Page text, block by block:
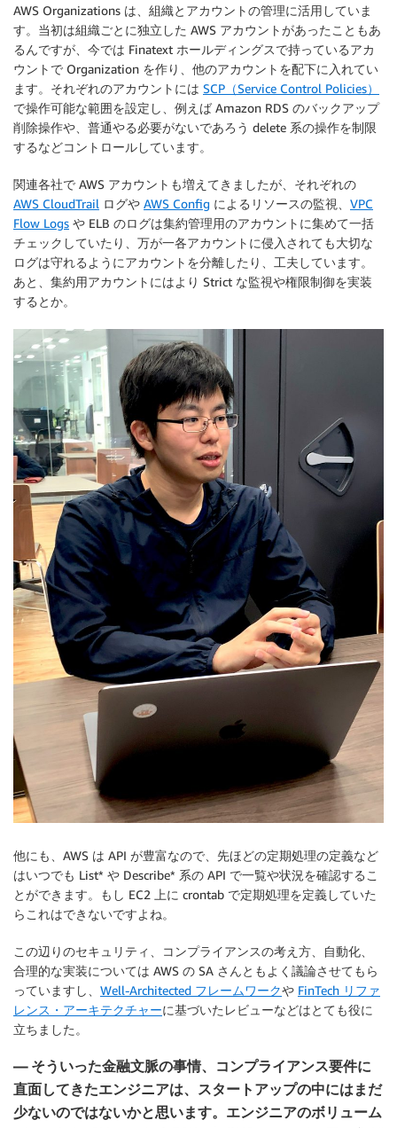
AWS Organizations は、組織とアカウントの管理に活用していま
す。当初は組織ごとに独立した AWS アカウントがあったこともあ
るんですが、今では Finatext ホールディングスで持っているアカ
ウントで Organization を作り、他のアカウントを配下に入れてい
ます。それぞれのアカウントには SCP（Service Control Policies）
で操作可能な範囲を設定し、例えば Amazon RDS のバックアップ
削除操作や、普通やる必要がないであろう delete 系の操作を制限
するなどコントロールしています。
関連各社で AWS アカウントも増えてきましたが、それぞれの
AWS CloudTrail ログや AWS Config によるリソースの監視、 VPC
Flow Logs や ELB のログは集約管理用のアカウントに集めて一括
チェックしていたり、万が一各アカウントに侵入されても大切な
ログは守れるようにアカウントを分離したり、工夫しています。
あと、集約用アカウントにはより Strict な監視や権限制御を実装
するとか。
他にも、AWS は API が豊富なので、先ほどの定期処理の定義など
はいつでも List* や Describe* 系の API で一覧や状況を確認するこ
とができます。もし EC2 上に crontab で定期処理を定義していた
らこれはできないですよね。
この辺りのセキュリティ、コンプライアンスの考え方、自動化、
合理的な実装については AWS の SA さんともよく議論させてもら
っていますし、 Well-Architected フレームワークや FinTech リファ
レンス・アーキテクチャーに基づいたレビューなどはとても役に
立ちました。
— そういった金融文脈の事情、コンプライアンス要件に
直面してきたエンジニアは、スタートアップの中にはまだ
少ないのではないかと思います。エンジニアのボリューム